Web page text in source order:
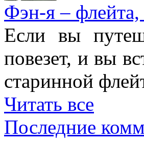
Фэн-я – флейта,
Если вы
повезет, и вы
старинной
Читать все
Последние